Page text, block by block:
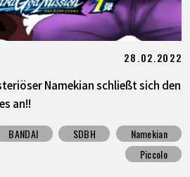
28.02.2022
Namekian schließt sich den
an!!
BANDAI SDBH
Namekian
Piccolo